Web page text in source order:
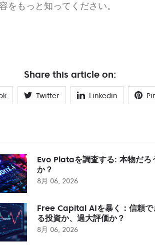
をもっと知ってください。
Share this article on:
Twitter Linkedin
Evo Plataを調査する: 本物だろ
か？
8月 06, 2026
Free Capital AIを暴く：信頼で
る投資か、過大評価か？
8月 06, 2026